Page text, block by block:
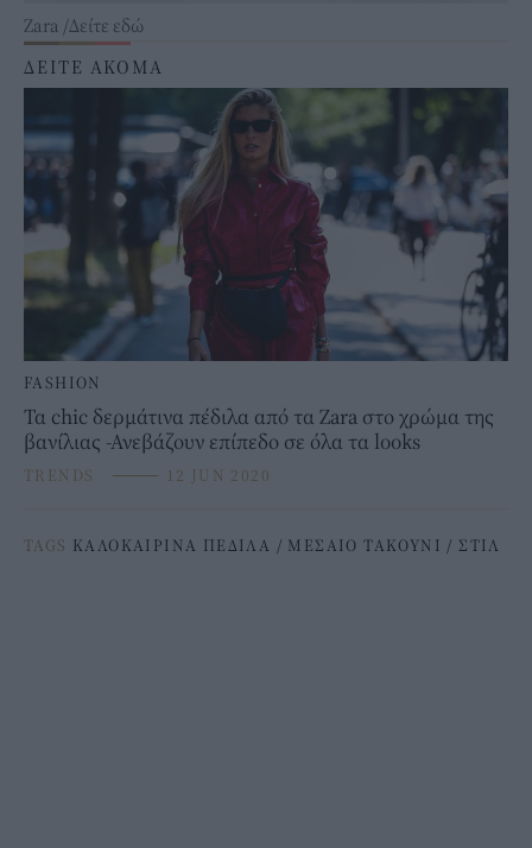
Zara /Δείτε εδώ
ΔΕΙΤΕ ΑΚΟΜΑ
FASHION
Τα chic δερμάτινα πέδιλα από τα Zara στο χρώμα της
βανίλιας -Ανεβάζουν επίπεδο σε όλα τα looks
TRENDS ⸻ 12 JUN 2020
TAGS ΚΑΛΟΚΑΙΡΙΝΑ ΠΕΔΙΛΑ / ΜΕΣΑΙΟ ΤΑΚΟΥΝΙ / ΣΤΙΛ